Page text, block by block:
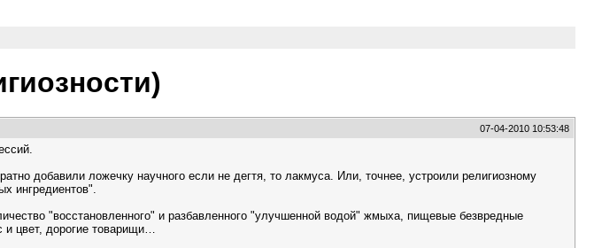
07-04-2010 10:53:48
добавили ложечку научного если не дегтя, то лакмуса. Или, точнее, устроили религиозному
ингредиентов".
"восстановленного" и разбавленного "улучшенной водой" жмыха, пищевые безвредные
цвет, дорогие товарищи…